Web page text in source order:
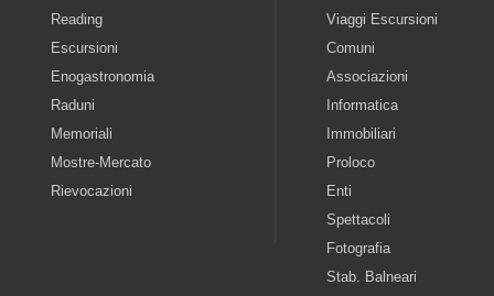
Reading
Escursioni
Enogastronomia
Raduni
Memoriali
Mostre-Mercato
Rievocazioni
Viaggi Escursioni
Comuni
Associazioni
Informatica
Immobiliari
Proloco
Enti
Spettacoli
Fotografia
Stab. Balneari